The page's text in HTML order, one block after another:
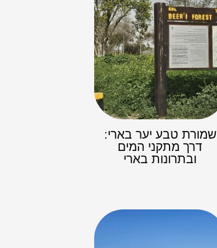
שמורת טבע יער בארי:
דרך מתקני המים
ובתרונות בארי